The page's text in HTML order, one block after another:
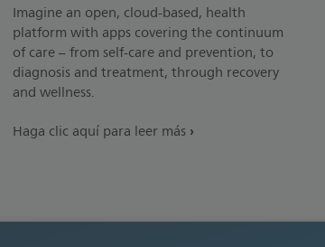
Imagine an open, cloud-based, health
platform with apps covering the continuum
of care – from self-care and prevention, to
diagnosis and treatment, through recovery
and wellness.
Haga clic aquí para leer más